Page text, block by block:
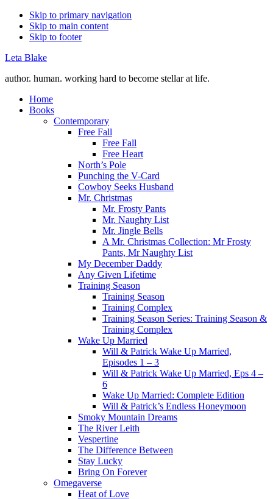
Skip to primary navigation
Skip to main content
Skip to footer
Leta Blake
author. human. working hard to become stellar at life.
Home
Books
Contemporary
Free Fall
Free Fall
Free Heart
North’s Pole
Punching the V-Card
Cowboy Seeks Husband
Mr. Christmas
Mr. Frosty Pants
Mr. Naughty List
Mr. Jingle Bells
A Mr. Christmas Collection: Mr Frosty
Pants, Mr Naughty List
My December Daddy
Any Given Lifetime
Training Season
Training Season
Training Complex
Training Season Series: Training Season &
Training Complex
Wake Up Married
Will & Patrick Wake Up Married,
Episodes 1 – 3
Will & Patrick Wake Up Married, Eps 4 –
6
Wake Up Married: Complete Edition
Will & Patrick’s Endless Honeymoon
Smoky Mountain Dreams
The River Leith
Vespertine
The Difference Between
Stay Lucky
Bring On Forever
Omegaverse
Heat of Love